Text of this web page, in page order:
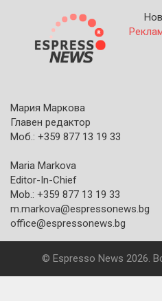
Мария Маркова
Главен редактор
Моб.: +359 877 13 19 33
Maria Markova
Editor-In-Chief
Mob.: +359 877 13 19 33
m.markova@espressonews.bg
office@espressonews.bg
© Espresso News 2026.